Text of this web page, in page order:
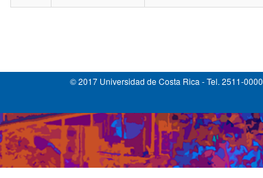
© 2017 Universidad de Costa Rica - Tel. 2511-0000